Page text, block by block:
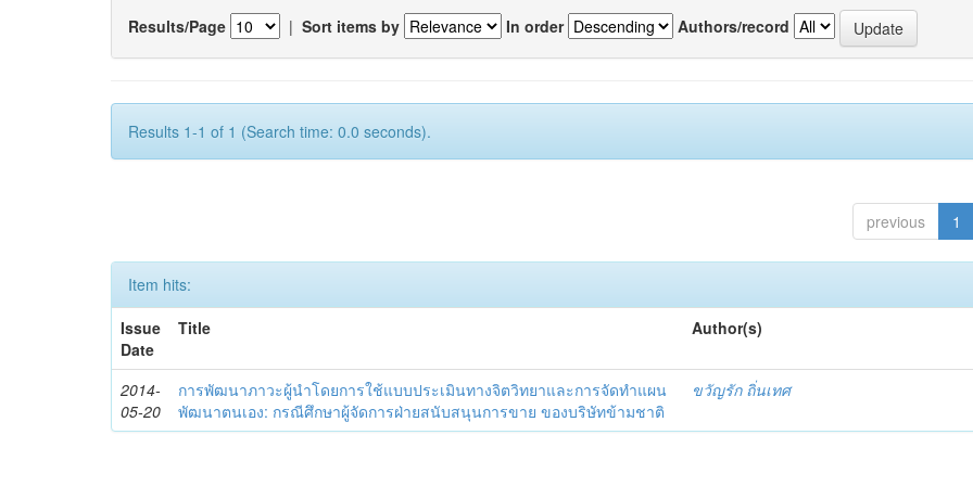
Results/Page | Sort items by In order Authors/record
Results 1-1 of 1 (Search time: 0.0 seconds).
previous 1
Item hits:
Issue
Date
Title Author(s)
2014-
05-20
การพัฒนาภาวะผู้นำโดยการใช้แบบประเมินทางจิตวิทยาและการจัดทำแผน
พัฒนาตนเอง: กรณีศึกษาผู้จัดการฝ่ายสนับสนุนการขาย ของบริษัทข้ามชาติ
ขวัญรัก ถิ่นเทศ